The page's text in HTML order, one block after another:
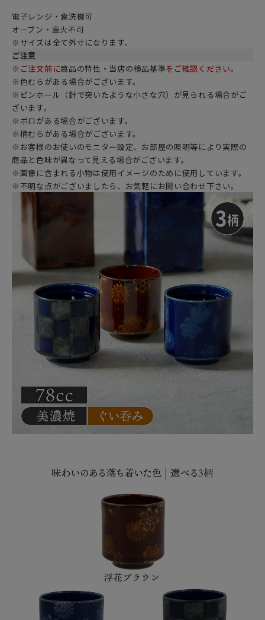
電子レンジ・食洗機可
オーブン・直火不可
※サイズは全て外寸になります。
ご注意
※ご注文前に商品の特性・当店の検品基準をご確認ください。
※色むらがある場合がございます。
※ピンホール（針で突いたような小さな穴）が見られる場合がご
ざいます。
※ボロがある場合がございます。
※柄むらがある場合がございます。
※お客様のお使いのモニター設定、お部屋の照明等により実際の
商品と色味が異なって見える場合がございます。
※画像に含まれる小物は使用イメージのために使用しています。
※不明な点がございましたら、お気軽にお問い合わせ下さい。